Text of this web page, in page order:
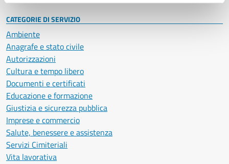
CATEGORIE DI SERVIZIO
Ambiente
Anagrafe e stato civile
Autorizzazioni
Cultura e tempo libero
Documenti e certificati
Educazione e formazione
Giustizia e sicurezza pubblica
Imprese e commercio
Salute, benessere e assistenza
Servizi Cimiteriali
Vita lavorativa